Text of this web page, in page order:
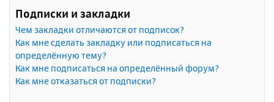
Подписки и закладки
Чем закладки отличаются от подписок?
Как мне сделать закладку или подписаться на
определённую тему?
Как мне подписаться на определённый форум?
Как мне отказаться от подписки?